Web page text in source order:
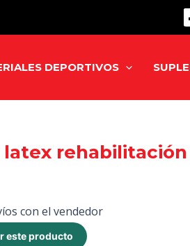
DEPORTIVOS
rehabilitación
con el vendedor
este producto